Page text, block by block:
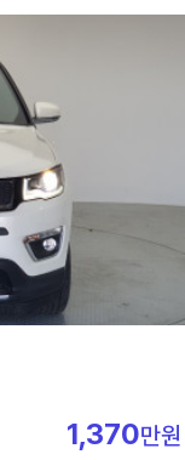
1,370만원